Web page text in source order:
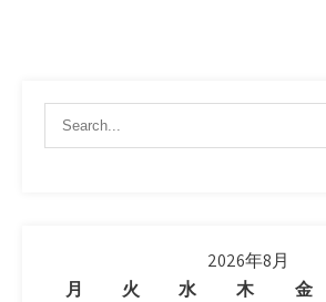
2026年8月
月
火 水 木 金